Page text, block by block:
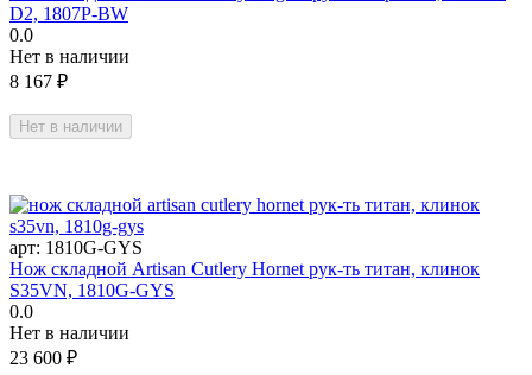
D2, 1807P-BW
0.0
Нет в наличии
8 167 ₽
Нет в наличии
арт: 1810G-GYS
Нож складной Artisan Cutlery Hornet рук-ть титан, клинок
S35VN, 1810G-GYS
0.0
Нет в наличии
23 600 ₽